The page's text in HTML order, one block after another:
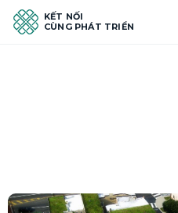
KẾT NỐI
CÙNG PHÁT TRIỂN